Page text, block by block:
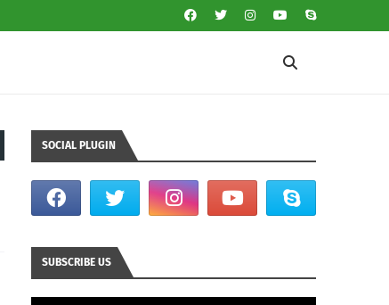
SOCIAL PLUGIN
SUBSCRIBE US